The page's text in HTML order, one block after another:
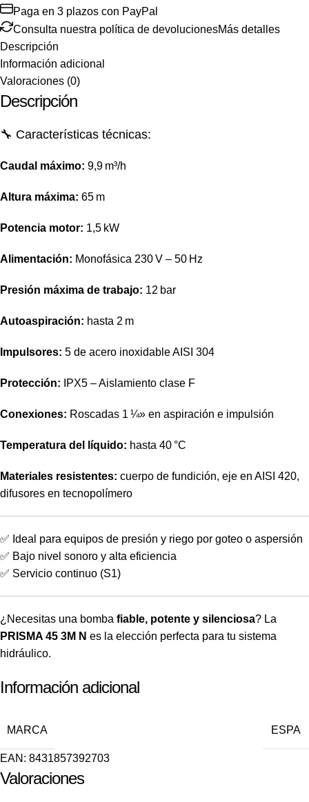
Paga en 3 plazos con PayPal
Consulta nuestra política de devolucionesMás detalles
Descripción
Información adicional
Valoraciones (0)
Descripción
🔧 Características técnicas:
Caudal máximo: 9,9 m³/h
Altura máxima: 65 m
Potencia motor: 1,5 kW
Alimentación: Monofásica 230 V – 50 Hz
Presión máxima de trabajo: 12 bar
Autoaspiración: hasta 2 m
Impulsores: 5 de acero inoxidable AISI 304
Protección: IPX5 – Aislamiento clase F
Conexiones: Roscadas 1 ¼» en aspiración e impulsión
Temperatura del líquido: hasta 40 °C
Materiales resistentes: cuerpo de fundición, eje en AISI 420,
difusores en tecnopolímero
✅ Ideal para equipos de presión y riego por goteo o aspersión
✅ Bajo nivel sonoro y alta eficiencia
✅ Servicio continuo (S1)
¿Necesitas una bomba fiable, potente y silenciosa? La
PRISMA 45 3M N es la elección perfecta para tu sistema
hidráulico.
Información adicional
MARCA ESPA
EAN: 8431857392703
Valoraciones